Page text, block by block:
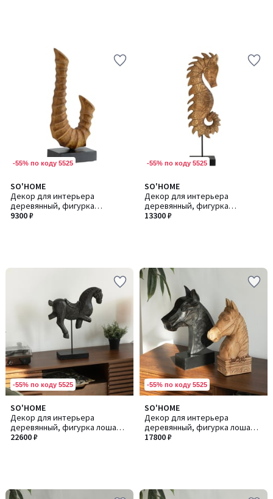
-55% по коду 5525
SO'HOME
Декор для интерьера
деревянный, фигурка
абстракция из манго
9300 ₽
-55% по коду 5525
SO'HOME
Декор для интерьера
деревянный, фигурка
морской конёк из манго
13300 ₽
-55% по коду 5525
SO'HOME
Декор для интерьера
деревянный, фигурка лошадь
из манго
22600 ₽
-55% по коду 5525
SO'HOME
Декор для интерьера
деревянный, фигурка лошадь
из манго
17800 ₽